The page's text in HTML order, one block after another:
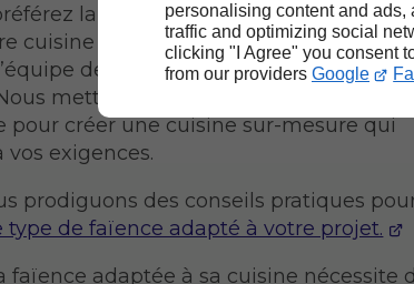
personalising content and ads,
traffic and optimizing social
clicking "I Agree" you consent
from our providers Google
la faïence comme revêtement
cuisine à Ancenis-Saint-Géréon, faites
de Sylvain Poissel, pour une pose
mettons à votre disposition notre
pour créer une cuisine sur-mesure qui
vos exigences.
prodiguons des conseils pratiques
type de faïence adapté à votre projet.
faïence adaptée à sa cuisine nécessite